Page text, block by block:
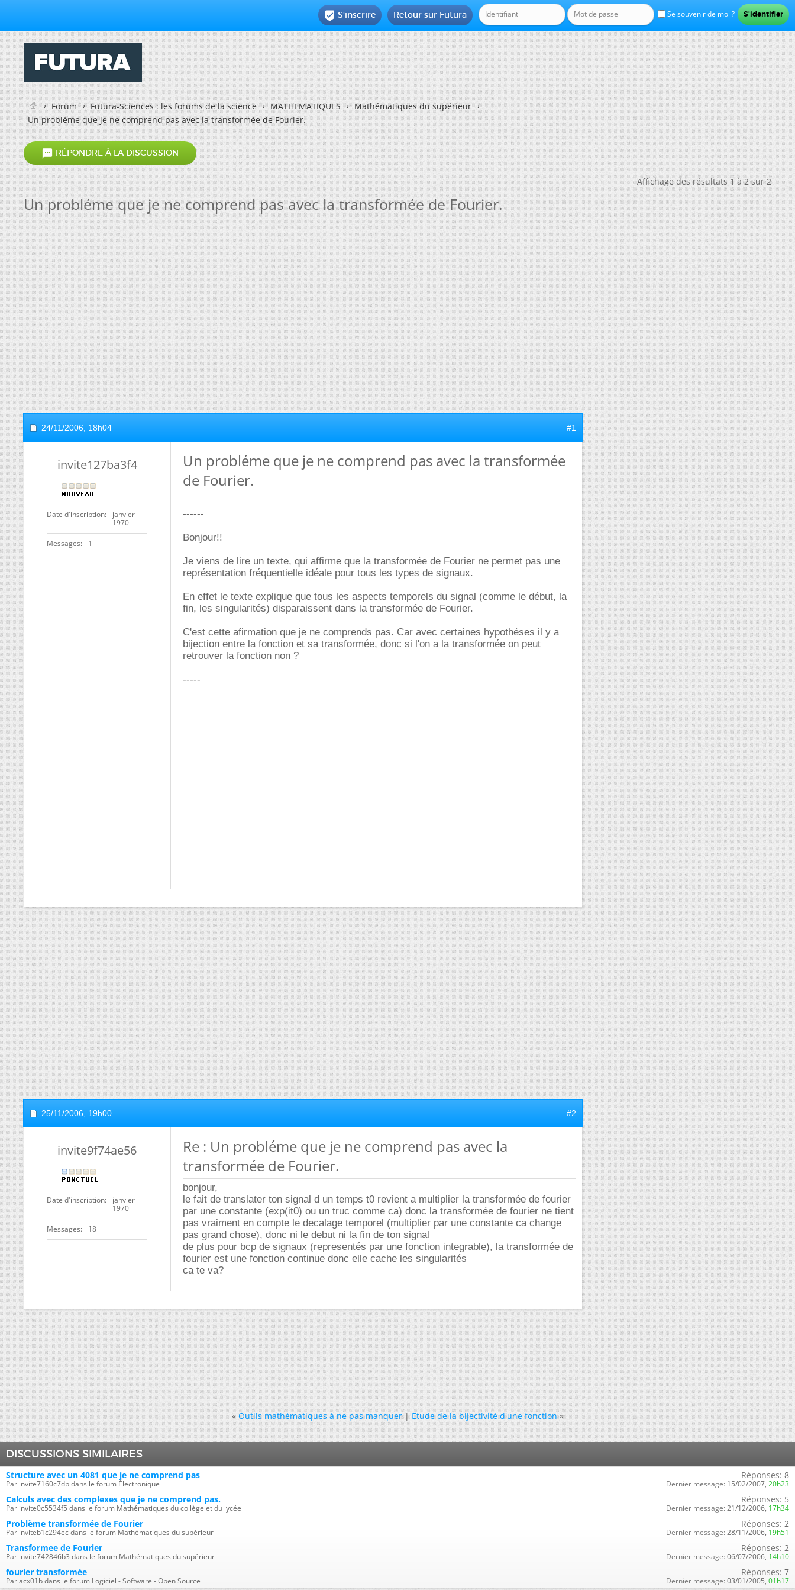
Se souvenir de moi ?
Retour sur Futura
 S'inscrire
Forum Futura-Sciences : les forums de la science MATHEMATIQUES
Mathématiques du supérieur
Un probléme que je ne comprend pas avec la transformée de Fourier.
 RÉPONDRE À LA DISCUSSION
Affichage des résultats 1 à 2 sur 2
Un probléme que je ne comprend pas avec la transformée de Fourier.
24/11/2006, 18h04 #1
invite127ba3f4
Date d'inscription
janvier
1970
Messages 1
Un probléme que je ne comprend pas avec la transformée
de Fourier.
------
Bonjour!!
Je viens de lire un texte, qui affirme que la transformée de Fourier ne permet pas une
représentation fréquentielle idéale pour tous les types de signaux.
En effet le texte explique que tous les aspects temporels du signal (comme le début, la
fin, les singularités) disparaissent dans la transformée de Fourier.
C'est cette afirmation que je ne comprends pas. Car avec certaines hypothéses il y a
bijection entre la fonction et sa transformée, donc si l'on a la transformée on peut
retrouver la fonction non ?
-----
25/11/2006, 19h00 #2
invite9f74ae56
Date d'inscription
janvier
1970
Messages 18
Re : Un probléme que je ne comprend pas avec la
transformée de Fourier.
bonjour,
le fait de translater ton signal d un temps t0 revient a multiplier la transformée de fourier
par une constante (exp(it0) ou un truc comme ca) donc la transformée de fourier ne tient
pas vraiment en compte le decalage temporel (multiplier par une constante ca change
pas grand chose), donc ni le debut ni la fin de ton signal
de plus pour bcp de signaux (representés par une fonction integrable), la transformée de
fourier est une fonction continue donc elle cache les singularités
ca te va?
« Outils mathématiques à ne pas manquer|Etude de la bijectivité d'une fonction »
DISCUSSIONS SIMILAIRES
Structure avec un 4081 que je ne comprend pas
Par invite7160c7db dans le forum Électronique
Réponses: 8
Dernier message: 15/02/2007, 20h23
Calculs avec des complexes que je ne comprend pas.
Par invite0c5534f5 dans le forum Mathématiques du collège et du lycée
Réponses: 5
Dernier message: 21/12/2006, 17h34
Problème transformée de Fourier
Par inviteb1c294ec dans le forum Mathématiques du supérieur
Réponses: 2
Dernier message: 28/11/2006, 19h51
Transformee de Fourier
Par invite742846b3 dans le forum Mathématiques du supérieur
Réponses: 2
Dernier message: 06/07/2006, 14h10
fourier transformée
Par acx01b dans le forum Logiciel - Software - Open Source
Réponses: 7
Dernier message: 03/01/2005, 01h17